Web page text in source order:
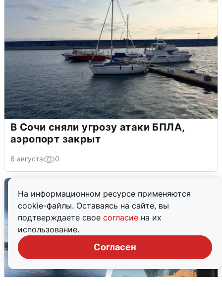
На информационном ресурсе применяются
cookie-файлы. Оставаясь на сайте, вы
подтверждаете свое согласие на их
использование.
Согласен
В Сочи сняли угрозу атаки БПЛА,
аэропорт закрыт
6 августа 0